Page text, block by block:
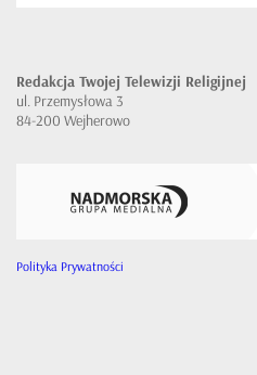
Redakcja Twojej Telewizji Religijnej
ul. Przemysłowa 3
84-200 Wejherowo
Polityka Prywatności